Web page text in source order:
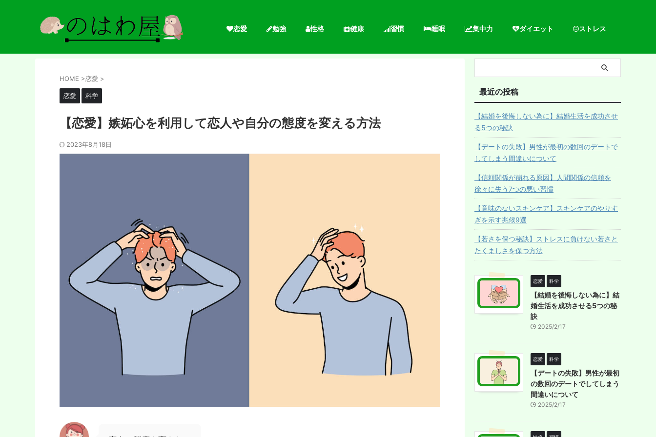
恋愛 勉強 性格 健康 習慣 睡眠 集中力 ダイエット ストレス
HOME >恋愛 >
恋愛 科学
【恋愛】嫉妬心を利用して恋人や自分の態度を変える方法
2023年8月18日
最近の投稿
【結婚を後悔しない為に】結婚生活を成功させ
る5つの秘訣
【デートの失敗】男性が最初の数回のデートで
してしまう間違いについて
【信頼関係が崩れる原因】人間関係の信頼を
徐々に失う7つの悪い習慣
【意味のないスキンケア】スキンケアのやりす
ぎを示す兆候9選
【若さを保つ秘訣】ストレスに負けない若さと
たくましさを保つ方法
恋愛 科学
【結婚を後悔しない為に】結
婚生活を成功させる5つの秘
訣
2025/2/17
恋愛 科学
【デートの失敗】男性が最初
の数回のデートでしてしまう
間違いについて
2025/2/17